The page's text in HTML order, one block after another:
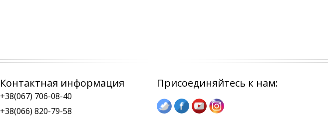
Контактная информация
+38(067) 706-08-40
+38(066) 820-79-58
Присоединяйтесь к нам: